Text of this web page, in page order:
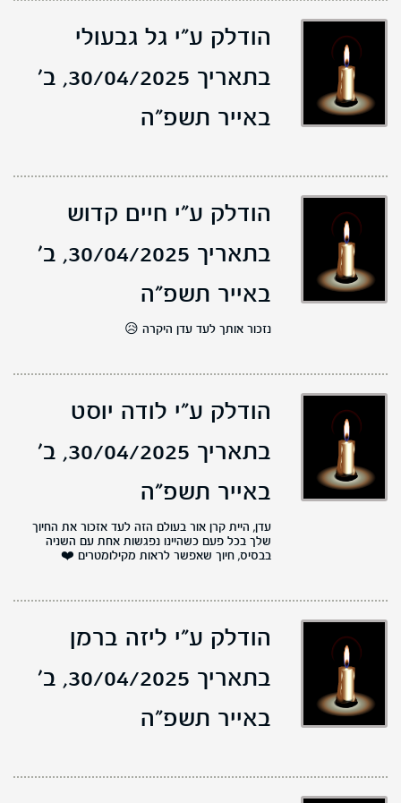
הודלק ע"י גל גבעולי
בתאריך 30/04/2025,
ב'
באייר תשפ"ה
הודלק ע"י חיים קדוש
בתאריך 30/04/2025,
ב'
באייר תשפ"ה
נזכור אותך לעד עדן היקרה 😥
הודלק ע"י לודה יוסט
בתאריך 30/04/2025,
ב'
באייר תשפ"ה
עדן, היית קרן אור בעולם הזה לעד אזכור את החיוך
שלך בכל פעם כשהיינו נפגשות אחת עם השניה
בבסיס, חיוך שאפשר לראות מקילומטרים ❤️
הודלק ע"י ליזה ברמן
בתאריך 30/04/2025,
ב'
באייר תשפ"ה